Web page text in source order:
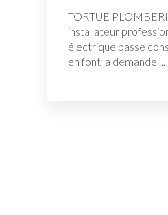
TORTUE
installateur
électrique basse
en font la demande ...